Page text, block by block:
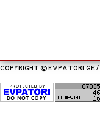
COPYRIGHT ©